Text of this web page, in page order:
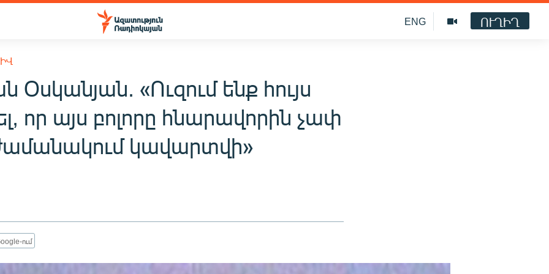
ENG ՈՒՂԻՂ
Օսկանյան. «Ուզում ենք հույս
որ այս բոլորը հնարավորին չափ
կավարտվի»
ում